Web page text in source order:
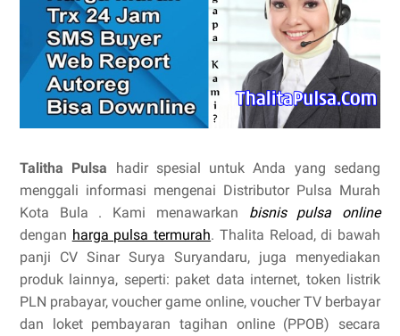
Talitha Pulsa hadir spesial untuk Anda yang sedang
menggali informasi mengenai Distributor Pulsa Murah
Kota Bula . Kami menawarkan bisnis pulsa online
dengan harga pulsa termurah. Thalita Reload, di bawah
panji CV Sinar Surya Suryandaru, juga menyediakan
produk lainnya, seperti: paket data internet, token listrik
PLN prabayar, voucher game online, voucher TV berbayar
dan loket pembayaran tagihan online (PPOB) secara